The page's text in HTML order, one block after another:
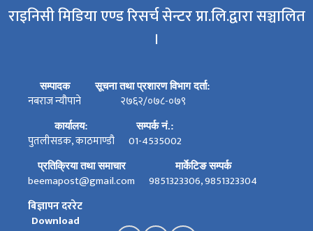
राइनिसी मिडिया एण्ड रिसर्च सेन्टर प्रा.लि.द्वारा सञ्चालित
।
सम्पादक
नबराज न्यौपाने
सूचना तथा प्रशारण विभाग दर्ता:
२७६२/०७८-०७९
कार्यालय:
पुतलीसडक, काठमाण्डौ
सम्पर्क नं.:
01-4535002
प्रतिक्रिया तथा समाचार
beemapost@gmail.com
मार्केटिङ सम्पर्क
9851323306, 9851323304
बिज्ञापन दररेट
Download